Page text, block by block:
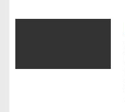
e
t